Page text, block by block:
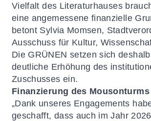
Vielfalt des Literaturhauses
eine angemessene finanzielle
betont Sylvia Momsen,
Ausschuss für Kultur,
Die GRÜNEN setzen sich
deutliche Erhöhung des
Zuschusses ein.
Finanzierung des
„Dank unseres Engagements
geschafft, dass auch im Jahr